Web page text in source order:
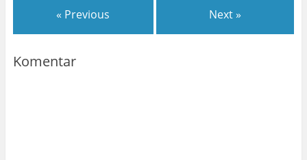
« Previous Next »
Komentar